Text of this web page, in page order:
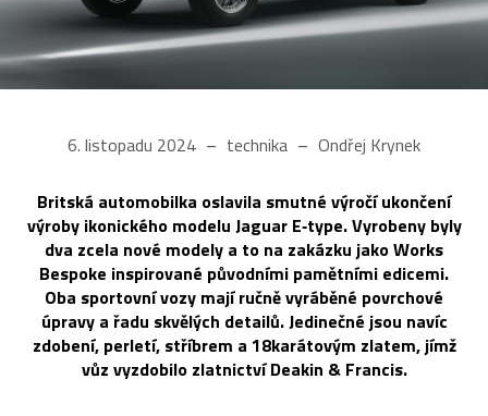
6. listopadu 2024 technika Ondřej Krynek
Britská automobilka oslavila smutné výročí ukončení
výroby ikonického modelu Jaguar E‑type. Vyrobeny byly
dva zcela nové modely a to na zakázku jako Works
Bespoke inspirované původními pamětními edicemi.
Oba sportovní vozy mají ručně vyráběné povrchové
úpravy a řadu skvělých detailů. Jedinečné jsou navíc
zdobení, perletí, stříbrem a 18karátovým zlatem, jímž
vůz vyzdobilo zlatnictví Deakin & Francis.